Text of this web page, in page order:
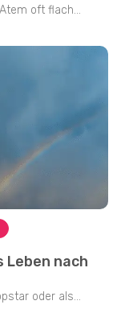
oft flach...
Leben nach
oder als...